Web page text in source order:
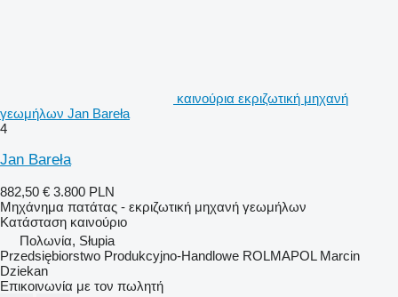
καινούρια εκριζωτική μηχανή
γεωμήλων Jan Bareła
4
Jan Bareła
882,50 € 3.800 PLN
Μηχάνημα πατάτας - εκριζωτική μηχανή γεωμήλων
Κατάσταση καινούριο
Πολωνία, Słupia
Przedsiębiorstwo Produkcyjno-Handlowe ROLMAPOL Marcin
Dziekan
Επικοινωνία με τον πωλητή